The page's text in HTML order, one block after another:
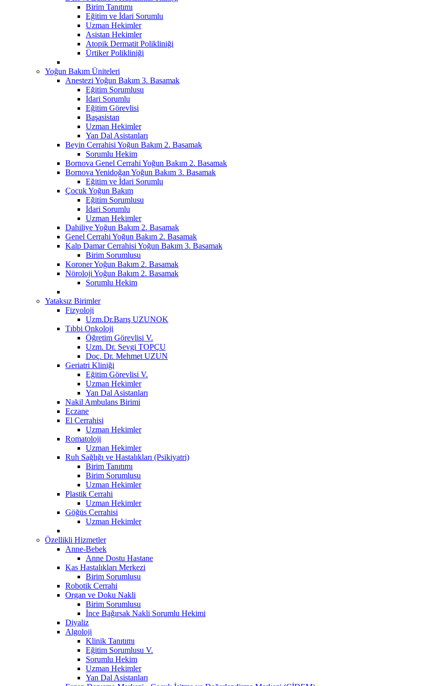
Birim Tanıtımı
Eğitim ve İdari Sorumlu
Uzman Hekimler
Asistan Hekimler
Atopik Dermatit Polikliniği
Ürtiker Polikliniği
Yoğun Bakım Üniteleri
Anestezi Yoğun Bakım 3. Basamak
Eğitim Sorumlusu
İdari Sorumlu
Eğitim Görevlisi
Başasistan
Uzman Hekimler
Yan Dal Asistanları
Beyin Cerrahisi Yoğun Bakım 2. Basamak
Sorumlu Hekim
Bornova Genel Cerrahi Yoğun Bakım 2. Basamak
Bornova Yenidoğan Yoğun Bakım 3. Basamak
Eğitim ve İdari Sorumlu
Çocuk Yoğun Bakım
Eğitim Sorumlusu
İdari Sorumlu
Uzman Hekimler
Dahiliye Yoğun Bakım 2. Basamak
Genel Cerrahi Yoğun Bakım 2. Basamak
Kalp Damar Cerrahisi Yoğun Bakım 3. Basamak
Birim Sorumlusu
Koroner Yoğun Bakım 2. Basamak
Nöroloji Yoğun Bakım 2. Basamak
Sorumlu Hekim
Yataksız Birimler
Fizyoloji
Uzm.Dr.Barış UZUNOK
Tıbbi Onkoloji
Öğretim Görevlisi V.
Uzm. Dr. Sevgi TOPÇU
Doç. Dr. Mehmet UZUN
Geriatri Kliniği
Eğitim Görevlisi V.
Uzman Hekimler
Yan Dal Asistanları
Nakil Ambulans Birimi
Eczane
El Cerrahisi
Uzman Hekimler
Romatoloji
Uzman Hekimler
Ruh Sağlığı ve Hastalıkları (Psikiyatri)
Birim Tanıtımı
Birim Sorumlusu
Uzman Hekimler
Plastik Cerrahi
Uzman Hekimler
Göğüs Cerrahisi
Uzman Hekimler
Özellikli Hizmetler
Anne-Bebek
Anne Dostu Hastane
Kas Hastalıkları Merkezi
Birim Sorumlusu
Robotik Cerrahi
Organ ve Doku Nakli
Birim Sorumlusu
İnce Bağırsak Nakli Sorumlu Hekimi
Diyaliz
Algoloji
Klinik Tanıtımı
Eğitim Sorumlusu V.
Sorumlu Hekim
Uzman Hekimler
Yan Dal Asistanları